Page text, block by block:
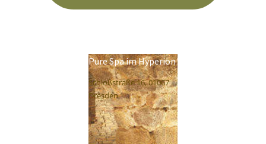
Pure Spa im Hyperion
Schloßstraße 16, 01067
Dresden